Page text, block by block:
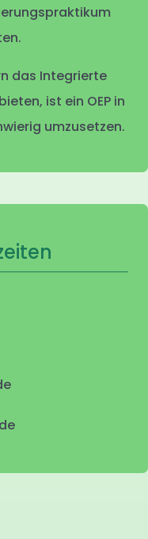
das Integrierte
ist ein OEP in
umzusetzen.